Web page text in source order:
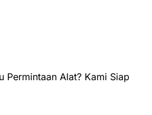
Permintaan Alat? Kami Siap